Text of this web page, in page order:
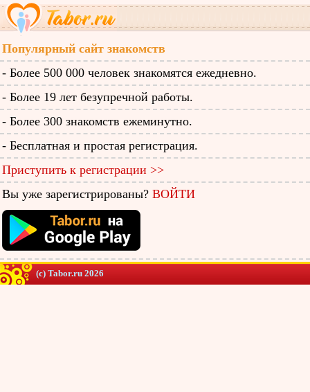
Популярный сайт знакомств
- Более 500 000 человек знакомятся ежедневно.
- Более 19 лет безупречной работы.
- Более 300 знакомств ежеминутно.
- Бесплатная и простая регистрация.
Приступить к регистрации >>
Вы уже зарегистрированы? ВОЙТИ
(c) Tabor.ru 2026